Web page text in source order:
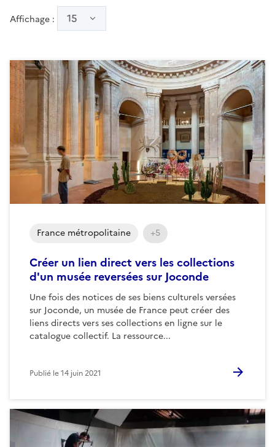
Affichage : 15
Créer un lien direct vers les collections
d'un musée reversées sur Joconde
Une fois des notices de ses biens culturels versées
sur Joconde, un musée de France peut créer des
liens directs vers ses collections en ligne sur le
catalogue collectif. La ressource...
France métropolitaine +5
Publié le14 juin 2021